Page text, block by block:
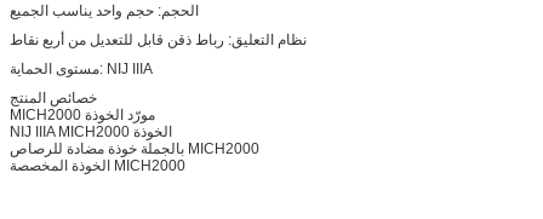
الحجم: حجم واحد يناسب الجميع
نظام التعليق: رباط ذقن قابل للتعديل من أربع نقاط
مستوى الحماية: NIJ IIIA
خصائص المنتج
MICH2000 مورّد الخوذة
NIJ IIIA MICH2000 الخوذة
بالجملة خوذة مضادة للرصاص MICH2000
الخوذة المخصصة MICH2000